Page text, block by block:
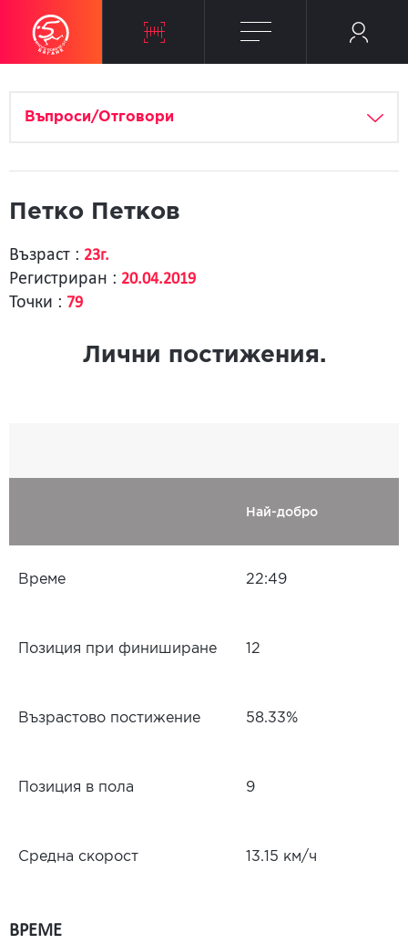
Въпроси/Отговори
Петко Петков
Възраст : 23г.
Регистриран : 20.04.2019
Точки : 79
Лични постижения.
Най-добро
Време 22:49
Позиция при финиширане 12
Възрастово постижение 58.33%
Позиция в пола 9
Средна скорост 13.15 км/ч
ВРЕМЕ